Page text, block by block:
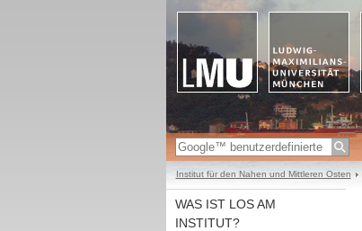
Institut für den Nahen und Mittleren Osten
WAS IST LOS AM
INSTITUT?